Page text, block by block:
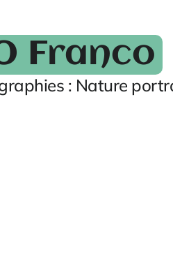
Franco
: Nature